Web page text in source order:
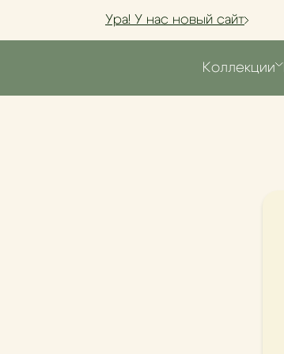
Ура! У нас новый сайт
Коллекции